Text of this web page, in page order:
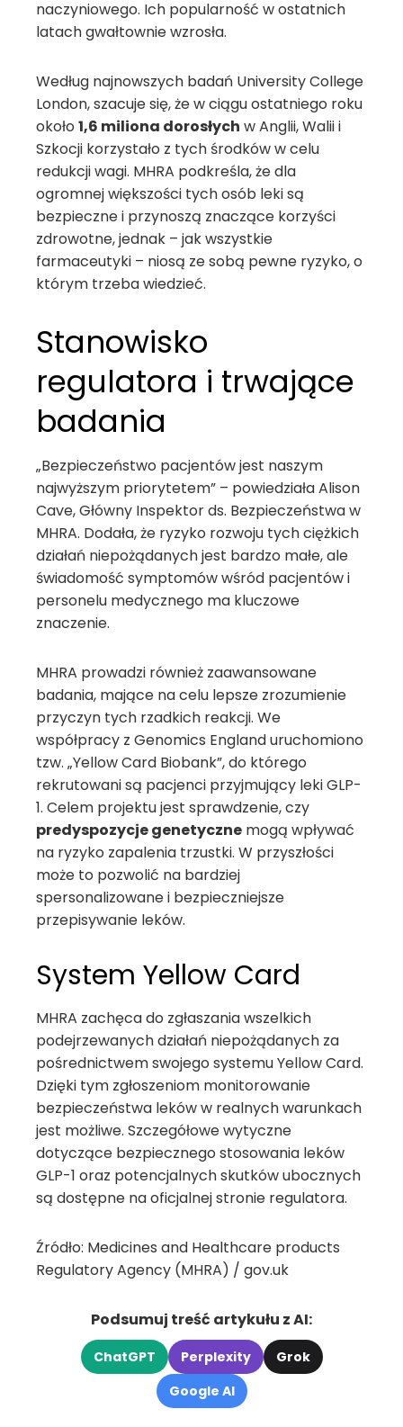
naczyniowego. Ich popularność w ostatnich
latach gwałtownie wzrosła.
Według najnowszych badań University College
London, szacuje się, że w ciągu ostatniego roku
około 1,6 miliona dorosłych w Anglii, Walii i
Szkocji korzystało z tych środków w celu
redukcji wagi. MHRA podkreśla, że dla
ogromnej większości tych osób leki są
bezpieczne i przynoszą znaczące korzyści
zdrowotne, jednak – jak wszystkie
farmaceutyki – niosą ze sobą pewne ryzyko, o
którym trzeba wiedzieć.
Stanowisko
regulatora i trwające
badania
„Bezpieczeństwo pacjentów jest naszym
najwyższym priorytetem” – powiedziała Alison
Cave, Główny Inspektor ds. Bezpieczeństwa w
MHRA. Dodała, że ryzyko rozwoju tych ciężkich
działań niepożądanych jest bardzo małe, ale
świadomość symptomów wśród pacjentów i
personelu medycznego ma kluczowe
znaczenie.
MHRA prowadzi również zaawansowane
badania, mające na celu lepsze zrozumienie
przyczyn tych rzadkich reakcji. We
współpracy z Genomics England uruchomiono
tzw. „Yellow Card Biobank”, do którego
rekrutowani są pacjenci przyjmujący leki GLP-
1. Celem projektu jest sprawdzenie, czy
predyspozycje genetyczne mogą wpływać
na ryzyko zapalenia trzustki. W przyszłości
może to pozwolić na bardziej
spersonalizowane i bezpieczniejsze
przepisywanie leków.
System Yellow Card
MHRA zachęca do zgłaszania wszelkich
podejrzewanych działań niepożądanych za
pośrednictwem swojego systemu Yellow Card.
Dzięki tym zgłoszeniom monitorowanie
bezpieczeństwa leków w realnych warunkach
jest możliwe. Szczegółowe wytyczne
dotyczące bezpiecznego stosowania leków
GLP-1 oraz potencjalnych skutków ubocznych
są dostępne na oficjalnej stronie regulatora.
Źródło: Medicines and Healthcare products
Regulatory Agency (MHRA) / gov.uk
Podsumuj treść artykułu z AI:
ChatGPT Perplexity
Grok
Google AI